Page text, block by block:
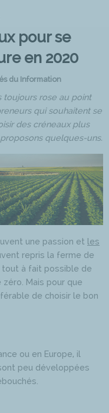
pour se
en 2020
du Information
toujours rose au point
qui souhaitent se
des créneaux plus
quelques-uns.
une passion et les
repris la ferme de
à fait possible de
Mais pour que
de choisir le bon
ou en Europe, il
peu développées